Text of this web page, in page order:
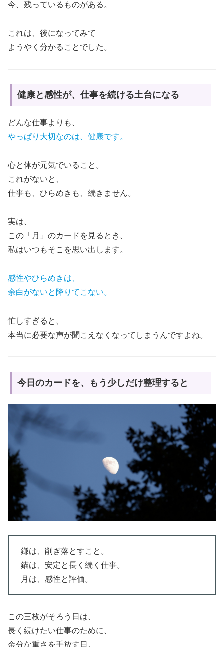
今、残っているものがある。
これは、後になってみて
ようやく分かることでした。
健康と感性が、仕事を続ける土台になる
どんな仕事よりも、
やっぱり大切なのは、健康です。
心と体が元気でいること。
これがないと、
仕事も、ひらめきも、続きません。
実は、
この「月」のカードを見るとき、
私はいつもそこを思い出します。
感性やひらめきは、
余白がないと降りてこない。
忙しすぎると、
本当に必要な声が聞こえなくなってしまうんですよね。
今日のカードを、もう少しだけ整理すると
鎌は、削ぎ落とすこと。
錨は、安定と長く続く仕事。
月は、感性と評価。
この三枚がそろう日は、
長く続けたい仕事のために、
余分な重さを手放す日。